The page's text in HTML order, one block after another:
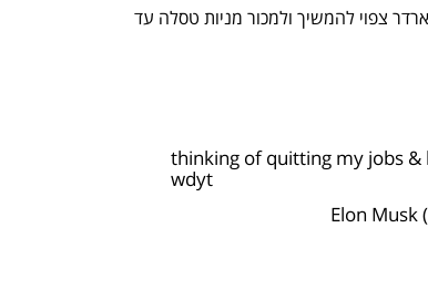
thinking of quitting my jobs
wdyt